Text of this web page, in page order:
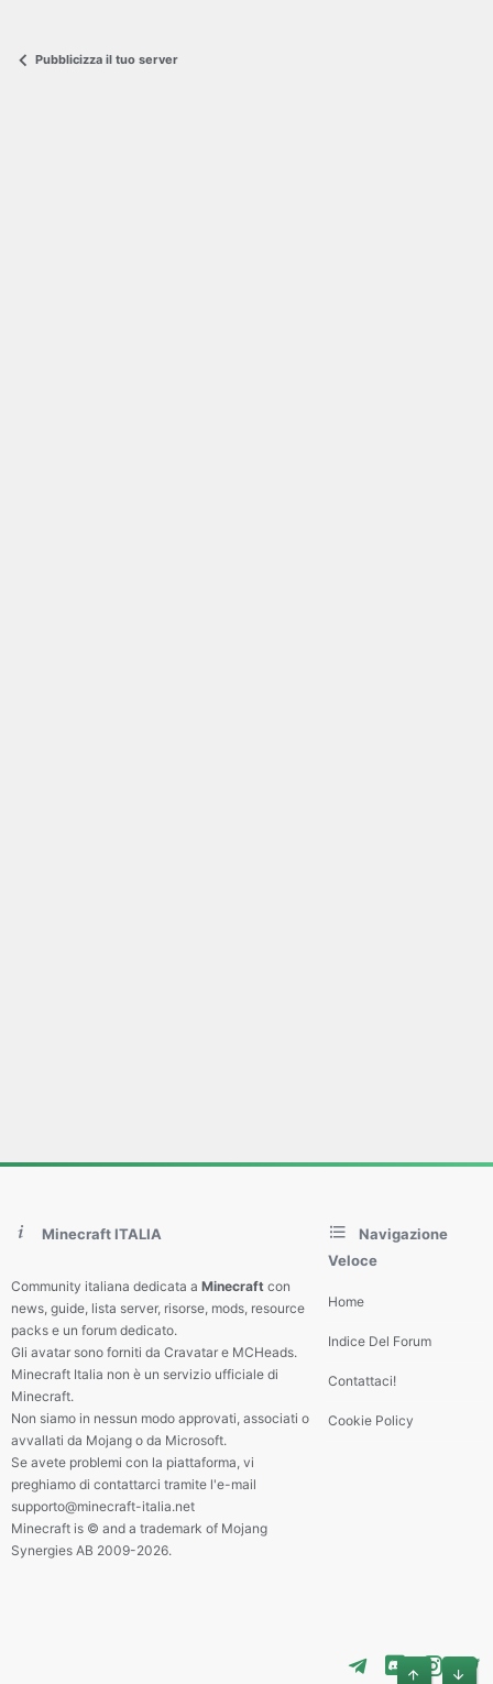
Pubblicizza il tuo server
Minecraft ITALIA
Community italiana dedicata a Minecraft con
news, guide, lista server, risorse, mods, resource
packs e un forum dedicato.
Gli avatar sono forniti da Cravatar e MCHeads.
Minecraft Italia non è un servizio ufficiale di
Minecraft.
Non siamo in nessun modo approvati, associati o
avvallati da Mojang o da Microsoft.
Se avete problemi con la piattaforma, vi
preghiamo di contattarci tramite l'e-mail
supporto@minecraft-italia.net
Minecraft is © and a trademark of Mojang
Synergies AB 2009-2026.
Navigazione
Veloce
Home
Indice Del Forum
Contattaci!
Cookie Policy